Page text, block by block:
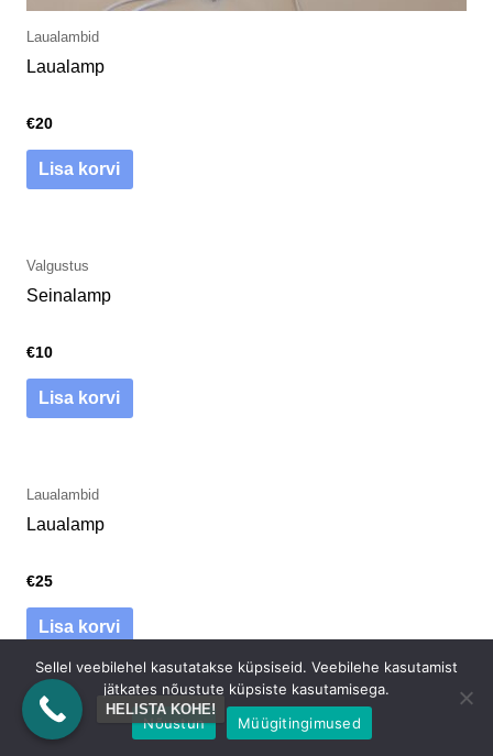
Laualambid
Laualamp
€20
Lisa korvi
Valgustus
Seinalamp
€10
Lisa korvi
Laualambid
Laualamp
€25
Lisa korvi
Valgustus
HELISTA KOHE!
Sellel veebilehel kasutatakse küpsiseid. Veebilehe kasutamist
jätkates nõustute küpsiste kasutamisega.
Nõustun
Müügitingimused